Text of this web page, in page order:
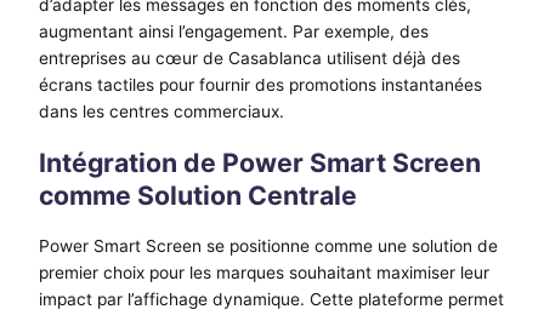
d’adapter les messages en fonction des moments clés,
augmentant ainsi l’engagement. Par exemple, des
entreprises au cœur de Casablanca utilisent déjà des
écrans tactiles pour fournir des promotions instantanées
dans les centres commerciaux.
Intégration de Power Smart Screen
comme Solution Centrale
Power Smart Screen se positionne comme une solution de
premier choix pour les marques souhaitant maximiser leur
impact par l’affichage dynamique. Cette plateforme permet